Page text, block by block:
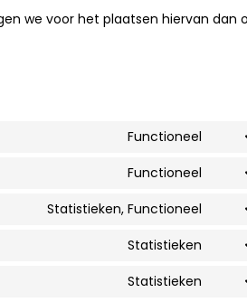
we voor het plaatsen hiervan dan
Functioneel
Functioneel
Statistieken, Functioneel
Statistieken
Statistieken